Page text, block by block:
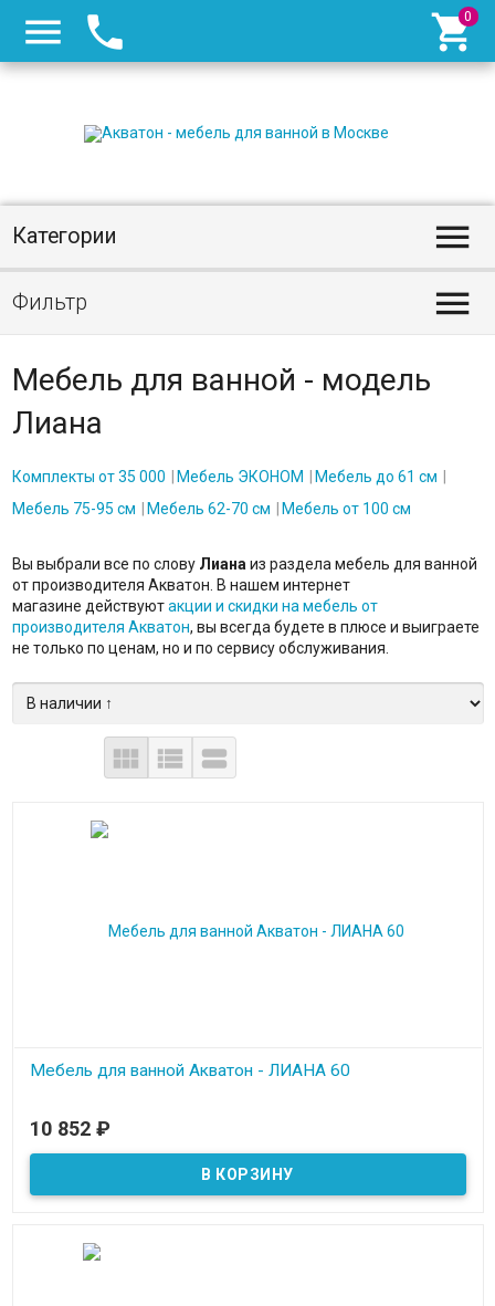
  
Категории 
Фильтр 
Мебель для ванной - модель
Лиана
Комплекты от 35 000 Мебель ЭКОНОМ
Мебель до 61 см
Мебель 75-95 см
Мебель 62-70 см Мебель от 100 см
Вы выбрали все по слову Лиана из раздела мебель для ванной
от производителя Акватон. В нашем интернет
магазине действуютакции и скидки на мебель от
производителя Акватон, вы всегда будете в плюсе и выиграете
не только по ценам, но и по сервису обслуживания.
  
Мебель для ванной Акватон - ЛИАНА 60
10 852 ₽